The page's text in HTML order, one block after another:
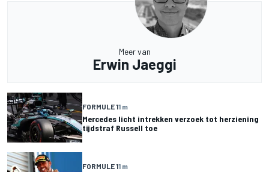
Meer van
Erwin Jaeggi
FORMULE 11 m
Mercedes licht intrekken verzoek tot herziening
tijdstraf Russell toe
FORMULE 11 m